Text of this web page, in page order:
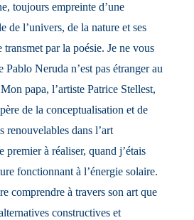
toujours empreinte d’une
de l’univers, de la nature et ses
transmet par la poésie. Je ne vous
Pablo Neruda n’est pas étranger au
papa, l’artiste Patrice Stellest,
de la conceptualisation et de
renouvelables dans l’art
premier à réaliser, quand j’étais
fonctionnant à l’énergie solaire.
comprendre à travers son art que
constructives et